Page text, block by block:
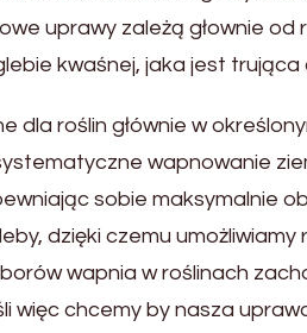
uprawy zależą głownie
kwaśnej, jaka jest trująca
dla roślin głównie w
wapnowanie
sobie maksymalnie
dzięki czemu umożliwiamy
wapnia w roślinach
więc chcemy by nasza